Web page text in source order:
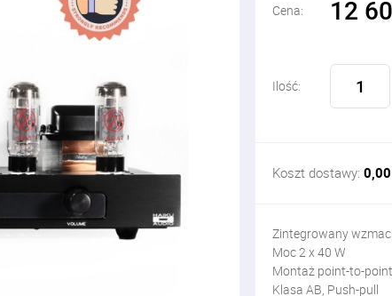
Cena: 12
Ilość:
Koszt dostawy: 0,00
Zintegrowany
Moc 2 x 40 W
Montaż point-to-point
Klasa AB, Push-pull